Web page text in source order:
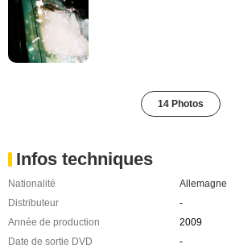
14 Photos
Infos techniques
Nationalité
Allemagne
Distributeur
-
Année de production
2009
Date de sortie DVD
-